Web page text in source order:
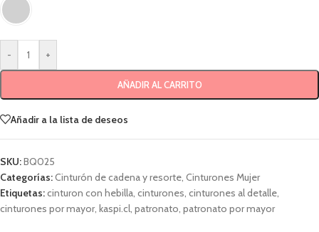
- +
AÑADIR AL CARRITO
Añadir a la lista de deseos
SKU:BQ025
Categorías:Cinturón de cadena y resorte, Cinturones Mujer
Etiquetas:cinturon con hebilla, cinturones, cinturones al detalle,
cinturones por mayor, kaspi.cl, patronato, patronato por mayor